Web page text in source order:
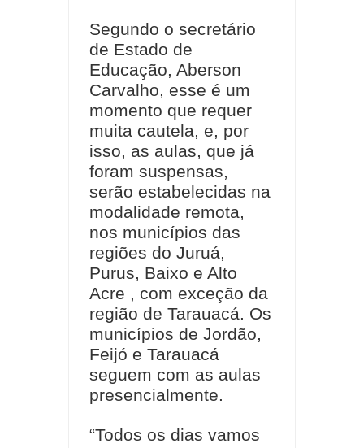
Segundo o secretário
de Estado de
Educação, Aberson
Carvalho, esse é um
momento que requer
muita cautela, e, por
isso, as aulas, que já
foram suspensas,
serão estabelecidas na
modalidade remota,
nos municípios das
regiões do Juruá,
Purus, Baixo e Alto
Acre , com exceção da
região de Tarauacá. Os
municípios de Jordão,
Feijó e Tarauacá
seguem com as aulas
presencialmente.
“Todos os dias vamos